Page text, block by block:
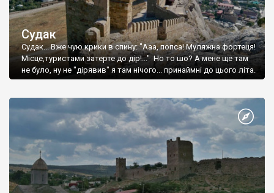
Судак
Судак... Вже чую крики в спину: "Ааа, попса! Муляжна фортеця!
Місце,туристами затерте до дір!..." Но то шо? А мене ще там
не було, ну не "дірявив" я там нічого... принаймні до цього літа.